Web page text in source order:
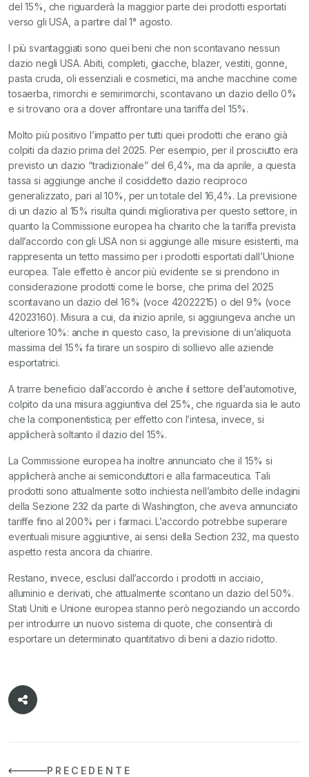
del 15%, che riguarderà la maggior parte dei prodotti esportati
verso gli USA, a partire dal 1° agosto.
I più svantaggiati sono quei beni che non scontavano nessun
dazio negli USA. Abiti, completi, giacche, blazer, vestiti, gonne,
pasta cruda, oli essenziali e cosmetici, ma anche macchine come
tosaerba, rimorchi e semirimorchi, scontavano un dazio dello 0%
e si trovano ora a dover affrontare una tariffa del 15%.
Molto più positivo l’impatto per tutti quei prodotti che erano già
colpiti da dazio prima del 2025. Per esempio, per il prosciutto era
previsto un dazio “tradizionale” del 6,4%, ma da aprile, a questa
tassa si aggiunge anche il cosiddetto dazio reciproco
generalizzato, pari al 10%, per un totale del 16,4%. La previsione
di un dazio al 15% risulta quindi migliorativa per questo settore, in
quanto la Commissione europea ha chiarito che la tariffa prevista
dall’accordo con gli USA non si aggiunge alle misure esistenti, ma
rappresenta un tetto massimo per i prodotti esportati dall’Unione
europea. Tale effetto è ancor più evidente se si prendono in
considerazione prodotti come le borse, che prima del 2025
scontavano un dazio del 16% (voce 42022215) o del 9% (voce
42023160). Misura a cui, da inizio aprile, si aggiungeva anche un
ulteriore 10%: anche in questo caso, la previsione di un’aliquota
massima del 15% fa tirare un sospiro di sollievo alle aziende
esportatrici.
A trarre beneficio dall’accordo è anche il settore dell’automotive,
colpito da una misura aggiuntiva del 25%, che riguarda sia le auto
che la componentistica; per effetto con l’intesa, invece, si
applicherà soltanto il dazio del 15%.
La Commissione europea ha inoltre annunciato che il 15% si
applicherà anche ai semiconduttori e alla farmaceutica. Tali
prodotti sono attualmente sotto inchiesta nell’ambito delle indagini
della Sezione 232 da parte di Washington, che aveva annunciato
tariffe fino al 200% per i farmaci. L’accordo potrebbe superare
eventuali misure aggiuntive, ai sensi della Section 232, ma questo
aspetto resta ancora da chiarire.
Restano, invece, esclusi dall’accordo i prodotti in acciaio,
alluminio e derivati, che attualmente scontano un dazio del 50%.
Stati Uniti e Unione europea stanno però negoziando un accordo
per introdurre un nuovo sistema di quote, che consentirà di
esportare un determinato quantitativo di beni a dazio ridotto.
PRECEDENTE